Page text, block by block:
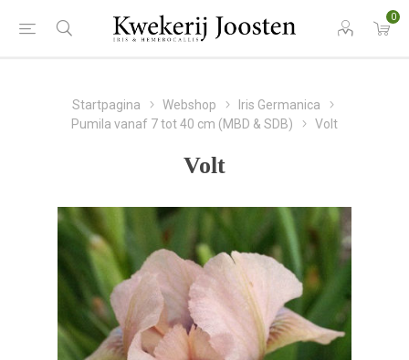
0
Startpagina Webshop
Iris Germanica
Pumila vanaf 7 tot 40 cm (MBD & SDB)
Volt
Volt